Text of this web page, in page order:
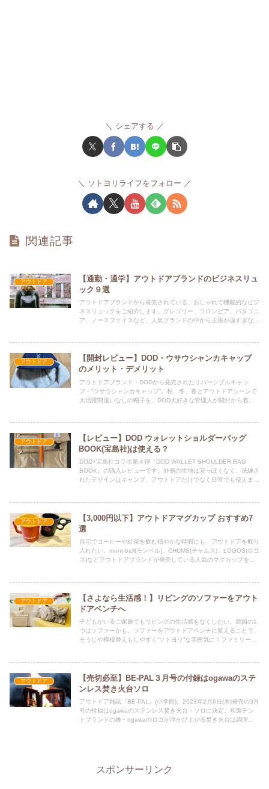
シェアする
ソトヨリライフをフォロー
関連記事
アウトドア
【通勤・通学】アウトドアブランドのビジネスリュ
ック９選
アウトドアブランドから発売されている、おしゃれで機能的なビジ
ネスリュックをご紹介します。グレゴリー、コロンビア、パタゴニ
ア、ノースフェイスなど、人気ブランドの中から主張が強すぎない
アウトドア
【開封レビュー】DOD・ウサウシャンカキャップ
のメリット・デメリット
アウトドアブランド・DODから発売されたリバーシブルキャッ
プ・”ウサウシャンカキャップ”。秋、冬、春とアウトドアシーンで
大活躍間違いなしの帽子を、DOD大好きな管理人が開封から着用
アウトドア
【レビュー】DOD ウォレットショルダーバッグ
BOOK(宝島社)は使える？
DOD×宝島社コラボ第４弾『DOD WALLET SHOULDER BAG
BOOK』の購入レビューです。外側の生地は安っぽくなく、洗練さ
れたデザインはキャンプ、アウトドアだけでなく日常でも使えま
アウトドア
【3,000円以下】アウトドアマグカップ おすすめ7
選
自宅でコーヒーや紅茶を飲む穏やかな時間にも、アウトドアを取り
入れたい。mont-bell(モンベル)、CHUMS(チャムス)、LOGOS(ロゴ
ス)などアウトドアブランドが発売している人気のマグカップをご
アウトドア
【さよなら生活感！】リビングのソファーをアウト
ドアベンチへ
子どもがいるご家庭でもリビングの生活感をなくしたい。原因の1
つはソファーかも。ソファーをアウトドアベンチに変えることで、
そうじや模様替えもしやすく”ソトヨリ”な雰囲気に！ファミリーキ
アウトドア
【売切必至】BE-PAL３月号の付録はogawaのステ
ンレス焚き火台ソロ
アウトドア雑誌『BE-PAL』(小学館)。2023年2月6日(木)発売の3月
号の付録はogawaのステンレス焚き火台・ソロに決定。和製テン
トブランドの雄・ogawaのロゴが浮かび上がる焚き火台は調理も
スポンサーリンク